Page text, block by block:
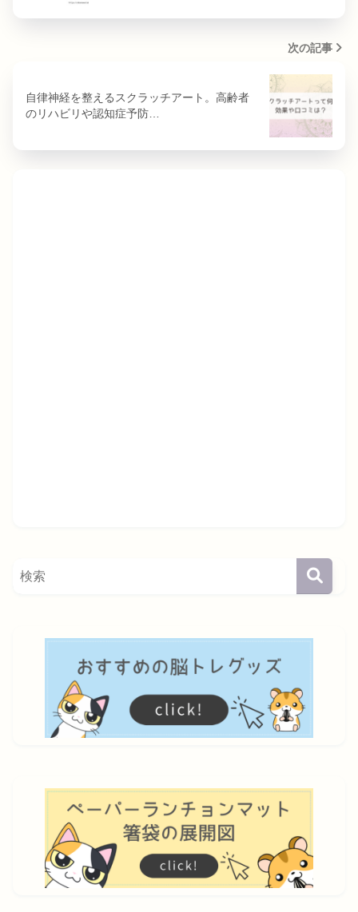
次の記事
自律神経を整えるスクラッチアート。高齢者
のリハビリや認知症予防…